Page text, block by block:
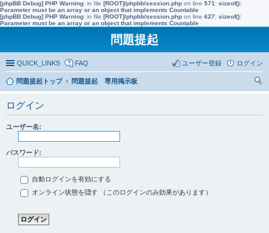
[phpBB Debug] PHP Warning: in file [ROOT]/phpbb/session.php on line 571 : sizeof():
Parameter must be an array or an object that implements Countable
[phpBB Debug] PHP Warning: in file [ROOT]/phpbb/session.php on line 627: sizeof():
Parameter must be an array or an object that implements Countable
問題提起
QUICK_LINKS FAQ ログイン
ユーザー登録
問題提起トップ
問題提起 専用掲示板
ログイン
ユーザー名:
パスワード:
自動ログインを有効にする
オンライン状態を隠す （このログインのみ効果があります）